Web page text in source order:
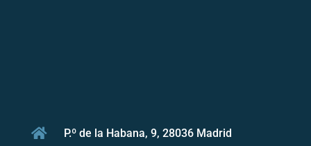
 P.º de la Habana, 9, 28036 Madrid